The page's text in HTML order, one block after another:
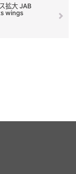
拡大 JAB
wings